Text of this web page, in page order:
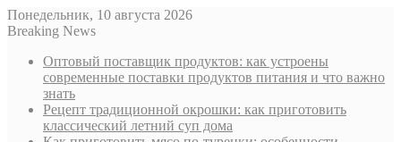
Понедельник, 10 августа 2026
Breaking News
Оптовый поставщик продуктов: как устроены
современные поставки продуктов питания и что важно
знать
Рецепт традиционной окрошки: как приготовить
классический летний суп дома